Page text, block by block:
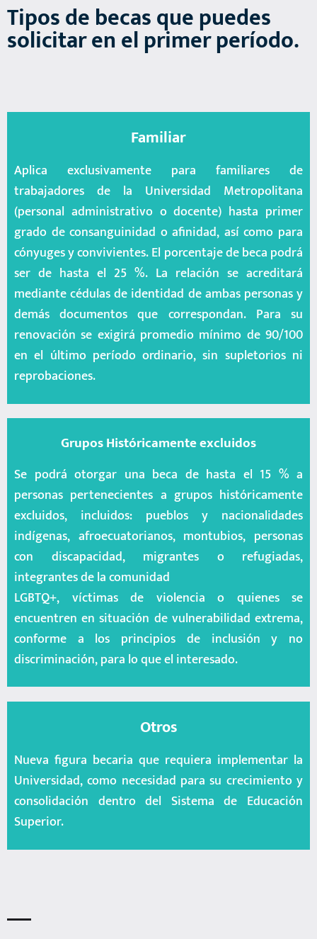
Tipos de becas que puedes
solicitar en el primer período.
Familiar
Aplica exclusivamente para familiares de
trabajadores de la Universidad Metropolitana
(personal administrativo o docente) hasta primer
grado de consanguinidad o afinidad, así como para
cónyuges y convivientes. El porcentaje de beca podrá
ser de hasta el 25 %. La relación se acreditará
mediante cédulas de identidad de ambas personas y
demás documentos que correspondan. Para su
renovación se exigirá promedio mínimo de 90/100
en el último período ordinario, sin supletorios ni
reprobaciones.
Grupos Históricamente excluidos
Se podrá otorgar una beca de hasta el 15 % a
personas pertenecientes a grupos históricamente
excluidos, incluidos: pueblos y nacionalidades
indígenas, afroecuatorianos, montubios, personas
con discapacidad, migrantes o refugiadas,
integrantes de la comunidad
LGBTQ+, víctimas de violencia o quienes se
encuentren en situación de vulnerabilidad extrema,
conforme a los principios de inclusión y no
discriminación, para lo que el interesado.
Otros
Nueva figura becaria que requiera implementar la
Universidad, como necesidad para su crecimiento y
consolidación dentro del Sistema de Educación
Superior.